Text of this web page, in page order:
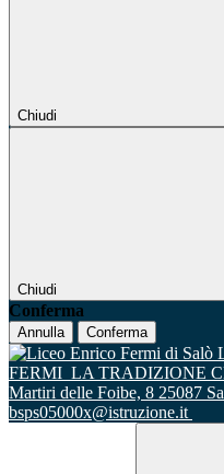
Chiudi
Chiudi
Conferma
Annulla Conferma
FERMI LA TRADIZIONE
Martiri delle Foibe, 8 25087
bsps05000x@istruzione.it